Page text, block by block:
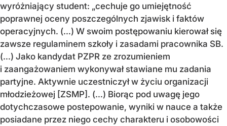
wyróżniający student: „cechuje go umiejętność
poprawnej oceny poszczególnych zjawisk i faktów
operacyjnych. (…) W swoim postępowaniu kierował się
zawsze regulaminem szkoły i zasadami pracownika SB.
(…) Jako kandydat PZPR ze zrozumieniem
i zaangażowaniem wykonywał stawiane mu zadania
partyjne. Aktywnie uczestniczył w życiu organizacji
młodzieżowej [ZSMP]. (…) Biorąc pod uwagę jego
dotychczasowe postepowanie, wyniki w nauce a także
posiadane przez niego cechy charakteru i osobowości